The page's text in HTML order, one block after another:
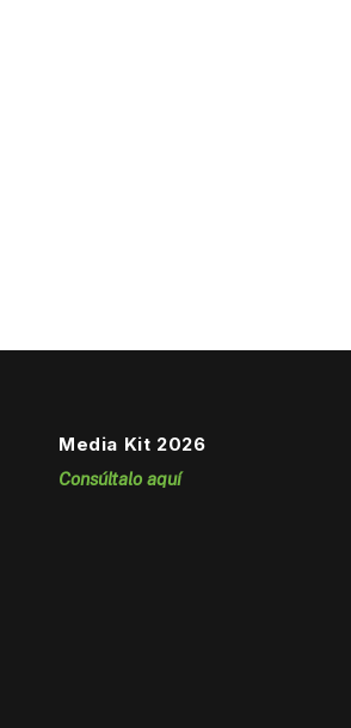
Media Kit 2026
Consúltalo aquí